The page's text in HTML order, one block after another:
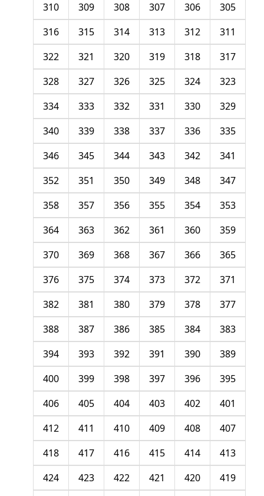
305
306
307
308
309
310
311
312
313
314
315
316
317
318
319
320
321
322
323
324
325
326
327
328
329
330
331
332
333
334
335
336
337
338
339
340
341
342
343
344
345
346
347
348
349
350
351
352
353
354
355
356
357
358
359
360
361
362
363
364
365
366
367
368
369
370
371
372
373
374
375
376
377
378
379
380
381
382
383
384
385
386
387
388
389
390
391
392
393
394
395
396
397
398
399
400
401
402
403
404
405
406
407
408
409
410
411
412
413
414
415
416
417
418
419
420
421
422
423
424